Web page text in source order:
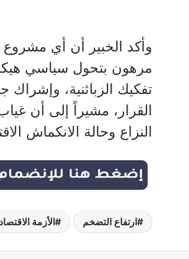
وأكد الخبير أن أي مشروع
مرهون بتحول سياسي
تفكيك الزبائنية،
القرار، مشيراً إلى أن
النزاع وحالة الانكماش
ارتفاع التضخم الأزمة